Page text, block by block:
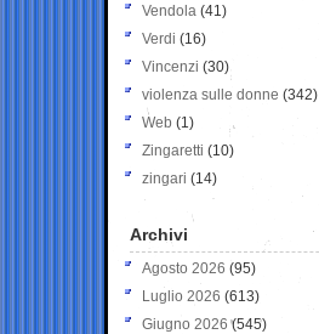
Vendola (41)
Verdi (16)
Vincenzi (30)
violenza sulle donne (342)
Web (1)
Zingaretti (10)
zingari (14)
Archivi
Agosto 2026 (95)
Luglio 2026 (613)
Giugno 2026 (545)